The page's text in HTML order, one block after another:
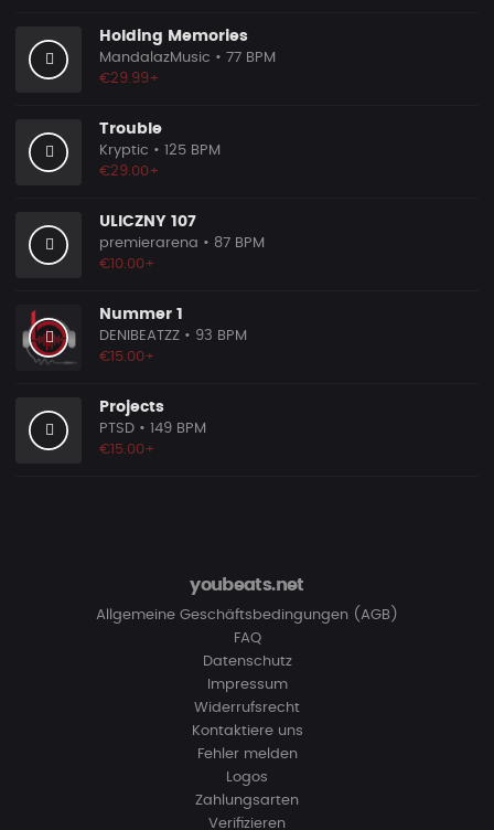
Holding Memories
MandalazMusic • 77 BPM
€29.99+
Trouble
Kryptic • 125 BPM
€29.00+
ULICZNY 107
premierarena • 87 BPM
€10.00+
Nummer 1
DENIBEATZZ • 93 BPM
€15.00+
Projects
PTSD • 149 BPM
€15.00+
youbeats.net
Allgemeine Geschäftsbedingungen (AGB)
FAQ
Datenschutz
Impressum
Widerrufsrecht
Kontaktiere uns
Fehler melden
Logos
Zahlungsarten
Verifizieren